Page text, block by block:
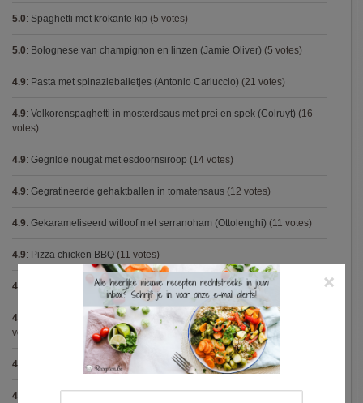
5.0: Spaghetti met krokante kip (5 votes)
5.0: Bolognese van champignon en linzen (Jamie Oliver) (5 votes)
4.9: Pasta met spinazieballetjes (Antonio Carluccio) (21 votes)
4.9: Volkorenspaghetti in mosterdsaus met prei en spek (Colruyt) (16
votes)
4.9: Gegrilde nougat met esdoornsiroop (14 votes)
4.9: Gegratineerde gehaktballen in tomatensaus (12 votes)
4.9: Gekarameliseerd witloof met serranoham (Ottolenghi) (11 votes)
4.9: Pizza chicken BBQ (11 votes)
4.9 Steak chimichurri (Gordon Ramsay)(10 votes)
4.9 Aspergepuree met garnalen en zure room (Piet Huysentruyt)
votes)
4.9 Konijn op Italiaanse wijze (9 votes)
4.9
×